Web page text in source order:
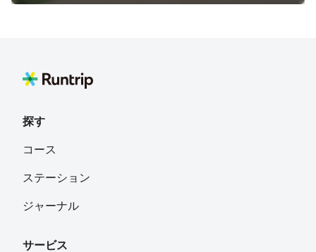
探す
コース
ステーション
ジャーナル
サービス